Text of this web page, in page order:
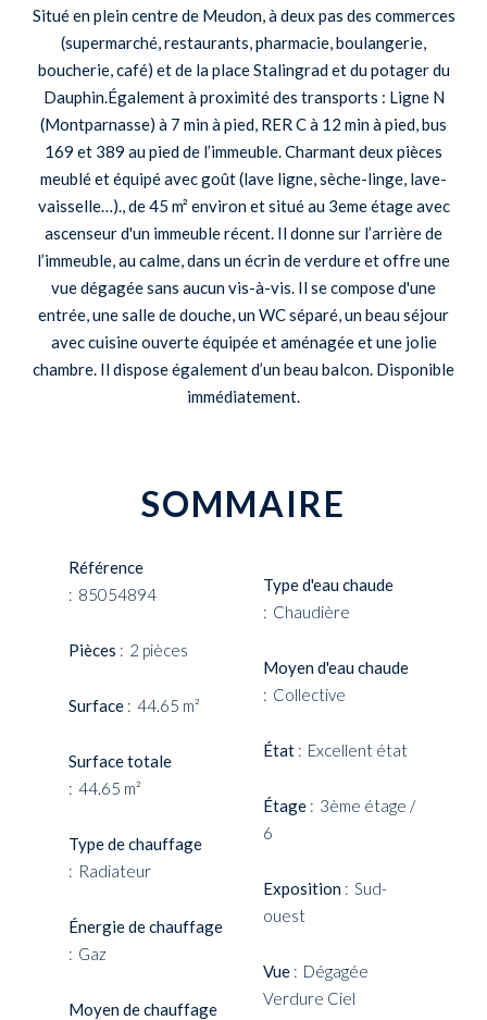
Situé en plein centre de Meudon, à deux pas des commerces
(supermarché, restaurants, pharmacie, boulangerie,
boucherie, café) et de la place Stalingrad et du potager du
Dauphin.Également à proximité des transports : Ligne N
(Montparnasse) à 7 min à pied, RER C à 12 min à pied, bus
169 et 389 au pied de l’immeuble. Charmant deux pièces
meublé et équipé avec goût (lave ligne, sèche-linge, lave-
vaisselle…)., de 45 m² environ et situé au 3eme étage avec
ascenseur d'un immeuble récent. Il donne sur l’arrière de
l’immeuble, au calme, dans un écrin de verdure et offre une
vue dégagée sans aucun vis-à-vis. Il se compose d'une
entrée, une salle de douche, un WC séparé, un beau séjour
avec cuisine ouverte équipée et aménagée et une jolie
chambre. Il dispose également d’un beau balcon. Disponible
immédiatement.
SOMMAIRE
Référence
85054894
Pièces 2 pièces
Surface 44.65 m²
Surface totale
44.65 m²
Type de chauffage
Radiateur
Énergie de chauffage
Gaz
Moyen de chauffage
Type d'eau chaude
Chaudière
Moyen d'eau chaude
Collective
État Excellent état
Étage
3ème étage /
6
Exposition
Sud-
ouest
Vue
Dégagée
Verdure Ciel